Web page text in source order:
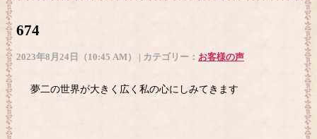
674
2023年8月24日（10:45 AM） | カテゴリー： お客様の声
夢二の世界が大きく広く私の心にしみてきます